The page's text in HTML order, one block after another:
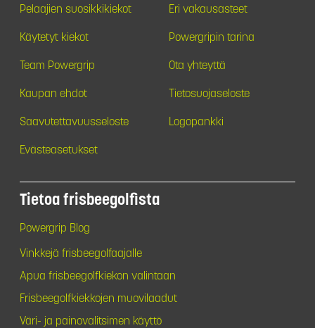
Pelaajien suosikkikiekot Eri vakausasteet
Käytetyt kiekot Powergripin tarina
Team Powergrip Ota yhteyttä
Kaupan ehdot Tietosuojaseloste
Saavutettavuusseloste Logopankki
Evästeasetukset
Tietoa frisbeegolfista
Powergrip Blog
Vinkkejä frisbeegolfaajalle
Apua frisbeegolfkiekon valintaan
Frisbeegolfkiekkojen muovilaadut
Väri- ja painovalitsimen käyttö